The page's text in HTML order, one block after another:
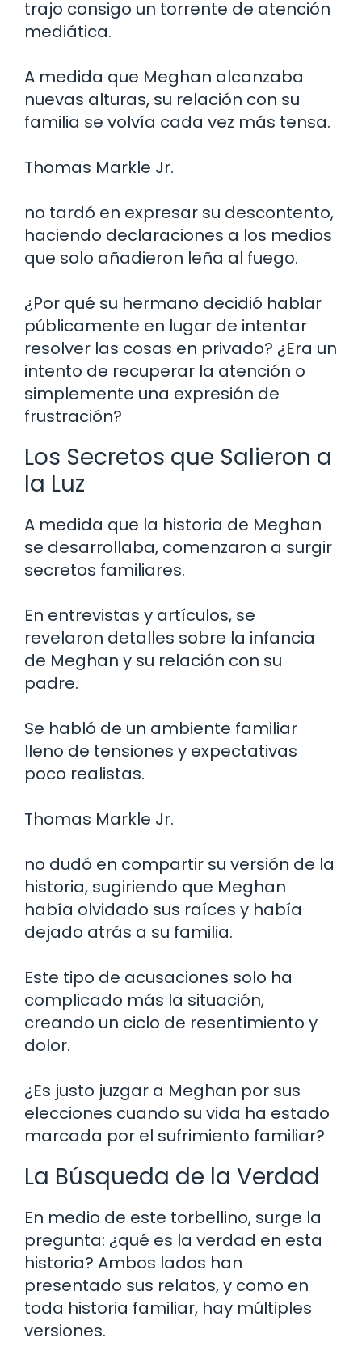
trajo consigo un torrente de atención
mediática.
A medida que Meghan alcanzaba
nuevas alturas, su relación con su
familia se volvía cada vez más tensa.
Thomas Markle Jr.
no tardó en expresar su descontento,
haciendo declaraciones a los medios
que solo añadieron leña al fuego.
¿Por qué su hermano decidió hablar
públicamente en lugar de intentar
resolver las cosas en privado? ¿Era un
intento de recuperar la atención o
simplemente una expresión de
frustración?
Los Secretos que Salieron a
la Luz
A medida que la historia de Meghan
se desarrollaba, comenzaron a surgir
secretos familiares.
En entrevistas y artículos, se
revelaron detalles sobre la infancia
de Meghan y su relación con su
padre.
Se habló de un ambiente familiar
lleno de tensiones y expectativas
poco realistas.
Thomas Markle Jr.
no dudó en compartir su versión de la
historia, sugiriendo que Meghan
había olvidado sus raíces y había
dejado atrás a su familia.
Este tipo de acusaciones solo ha
complicado más la situación,
creando un ciclo de resentimiento y
dolor.
¿Es justo juzgar a Meghan por sus
elecciones cuando su vida ha estado
marcada por el sufrimiento familiar?
La Búsqueda de la Verdad
En medio de este torbellino, surge la
pregunta: ¿qué es la verdad en esta
historia? Ambos lados han
presentado sus relatos, y como en
toda historia familiar, hay múltiples
versiones.